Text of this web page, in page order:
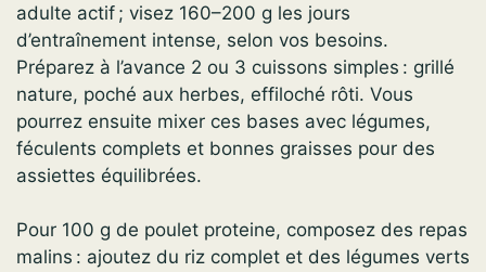
adulte actif ; visez 160–200 g les jours
d’entraînement intense, selon vos besoins.
Préparez à l’avance 2 ou 3 cuissons simples : grillé
nature, poché aux herbes, effiloché rôti. Vous
pourrez ensuite mixer ces bases avec légumes,
féculents complets et bonnes graisses pour des
assiettes équilibrées.
Pour 100 g de poulet proteine, composez des repas
malins : ajoutez du riz complet et des légumes verts